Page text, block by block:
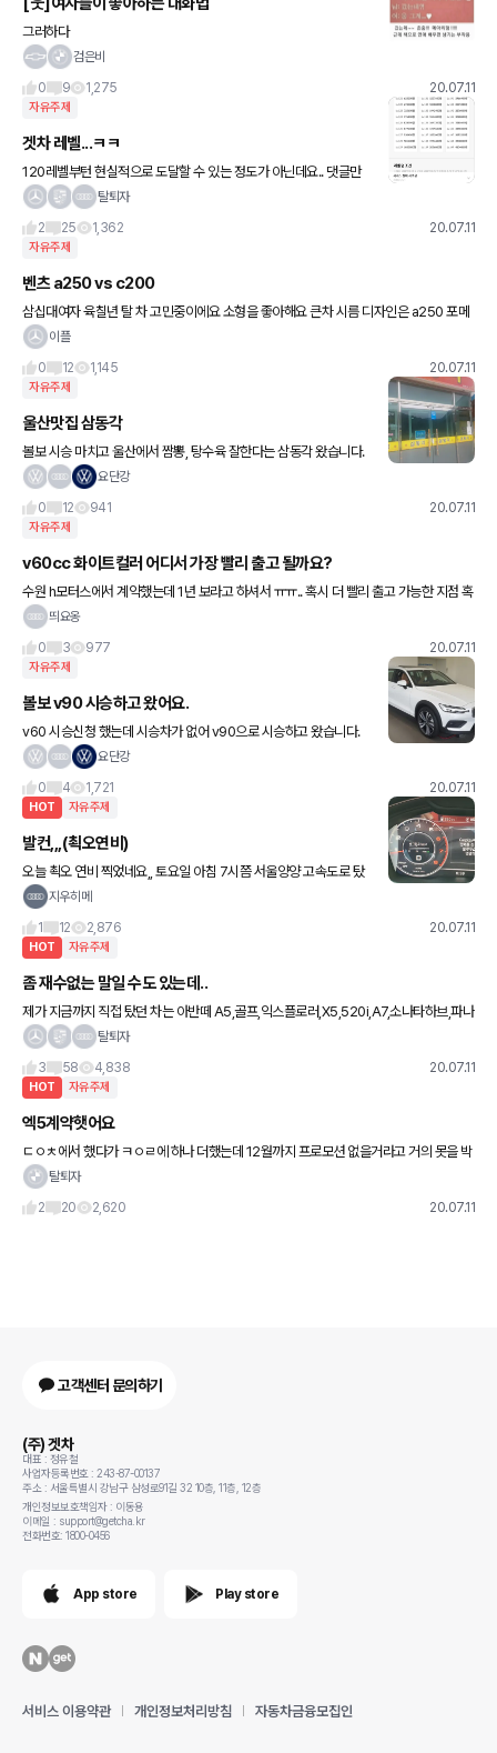
그러하다
검은비
0
9 1,275 20.07.11
자유주제
겟차 레벨...ㅋㅋ
120레벨부턴 현실적으로 도달할 수 있는 정도가 아닌데요.. 댓글만
달아서 120되려면 댓글 19만개 달아야한다는..
탈퇴자
2
25 1,362 20.07.11
자유주제
벤츠 a250 vs c200
삼십대여자 육칠년 탈 차 고민중이에요 소형을 좋아해요 큰차 시름 디자인은 a250 포메
틱이 좋고 승차감은 c200가 좋고 고민 ㅜㅜㅜㅜㅜ 견적은 a250 da1 옵션하면 4300 c
이플
0
12 1,145 20.07.11
자유주제
울산맛집 삼동각
볼보 시승 마치고 울산에서 짬뽕, 탕수육 잘한다는 삼동각 왔습니다.
양도 많네요. 가격도 저렴하고 ㅎ 짬뽕이 일반 짬뽕과는 다르게 국물
요단강
0
12 941 20.07.11
자유주제
v60cc 화이트컬러 어디서 가장 빨리 출고 될까요?
수원 h모터스에서 계약했는데 1년 보라고 하셔서 ㅠㅠ.. 혹시 더 빨리 출고 가능한 지점 혹
은 딜러사가 있을까요?
띄요옹
0
3 977 20.07.11
자유주제
볼보 v90 시승하고 왔어요.
v60 시승신청 했는데 시승차가 없어 v90으로 시승하고 왔습니다.
250마력대 출력이라 그런지 어느정도 펀치력도 있었어요. v60은 v
요단강
0
4 1,721 20.07.11
HOT 자유주제
발컨,,,(쵝오연비)
오늘 쵝오 연비 찍었네요,, 토요일 아침 7시쯤 서울양양 고속도로 탔
어요,, 차가 밀려서 달리지 못했더니,, 이런 영광이?? ㅋㅋㅋ 운전습관
지우히메
1
12 2,876 20.07.11
HOT 자유주제
좀 재수없는 말일 수도 있는데..
제가 지금까지 직접 탔던 차는 아반떼 A5,골프,익스플로러,X5,520i,A7,소나타하브,파나
메라 인데 드디어 끝을 찾은 것 같습니다. 헤헤...이 미친 기변병이 이렇게 치료가 될 줄 이
탈퇴자
3
58 4,838 20.07.11
HOT 자유주제
엑5계약햇어요
ㄷㅇㅊ에서 했다가 ㅋㅇㄹ에 하나 더했는데 12월까지 프로모션 없을거라고 거의 못을 박
네요 탈퇴자
2
20 2,620 20.07.11
고객센터 문의하기
(주) 겟차
대표 : 정유철
사업자등록번호 : 243-87-00137
주소 : 서울특별시 강남구 삼성로91길 32 10층, 11층, 12층
개인정보보호책임자 : 이동용
이메일 : support@getcha.kr
전화번호: 1800-0456
App store Play store
서비스 이용약관 개인정보처리방침 자동차금융모집인